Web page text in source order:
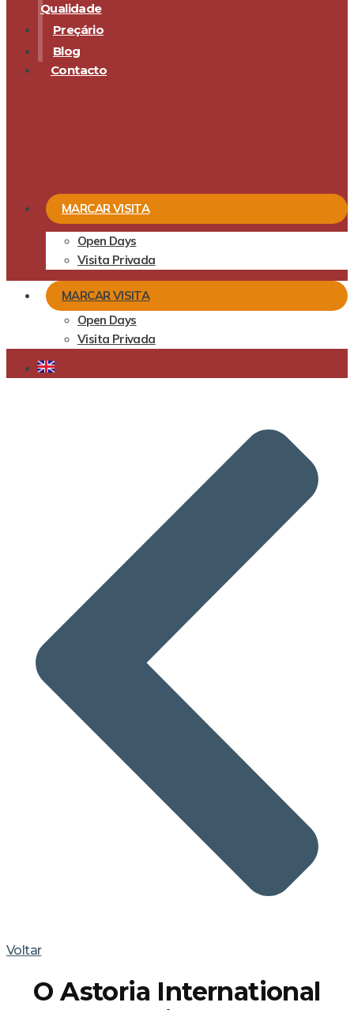
Qualidade
Preçário
Blog
Contacto
MARCAR VISITA
Open Days
Visita Privada
MARCAR VISITA
Open Days
Visita Privada
Voltar
O Astoria International